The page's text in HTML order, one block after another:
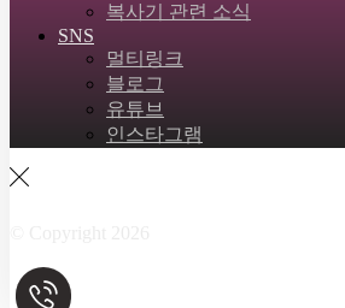
복사기 관련 소식
SNS
멀티링크
블로그
유튜브
인스타그램